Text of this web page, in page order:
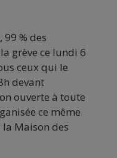
% des
grève ce lundi 6
ceux qui le
devant
ouverte à toute
ce même
Maison des